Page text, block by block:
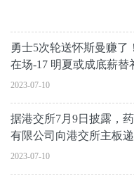
勇士5次轮送怀斯曼赚了
在场-17 明夏或成底薪替
2023-07-10
据港交所7月9日披露，
有限公司向港交所主板
摩、小摩、高盛为其联席
2023-07-10